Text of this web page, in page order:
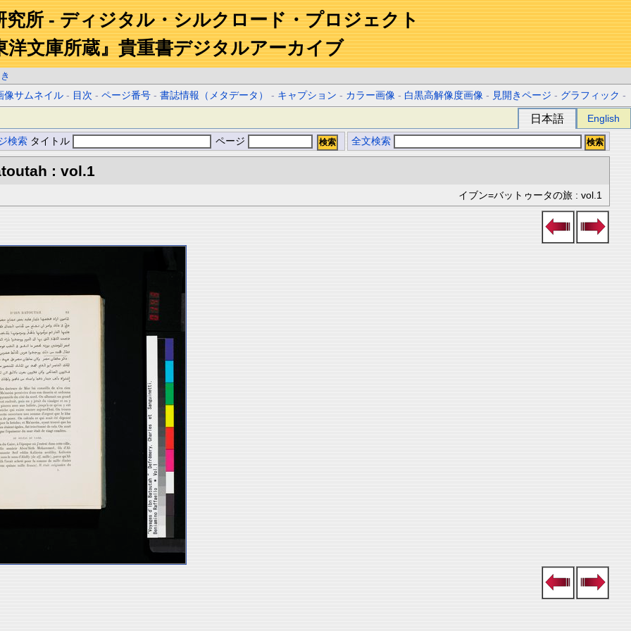
究所 - ディジタル・シルクロード・プロジェクト
洋文庫所蔵』貴重書デジタルアーカイブ
像サムネイル - 目次 -ページ番号 -書誌情報（メタデータ） - キャプション - カラー画像 - 白黒高解像度画像 - 見開きページ - グラフィック -
日本語 English
検索 タイトル ページ 全文検索
: vol.1
イブン=バットゥータの旅 : vol.1